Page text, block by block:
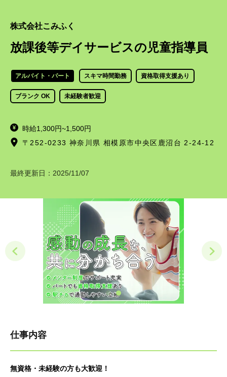
株式会社こみふく
放課後等デイサービスの児童指導員
アルバイト・パート スキマ時間勤務 資格取得支援あり
ブランク OK 未経験者歓迎
時給1,300円~1,500円
〒252-0233 神奈川県 相模原市中央区鹿沼台 2-24-12
最終更新日： 2025/11/07
仕事内容
無資格・未経験の方も大歓迎！